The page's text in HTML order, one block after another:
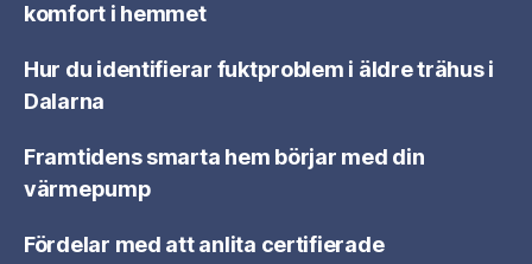
komfort i hemmet
Hur du identifierar fuktproblem i äldre trähus i
Dalarna
Framtidens smarta hem börjar med din
värmepump
Fördelar med att anlita certifierade